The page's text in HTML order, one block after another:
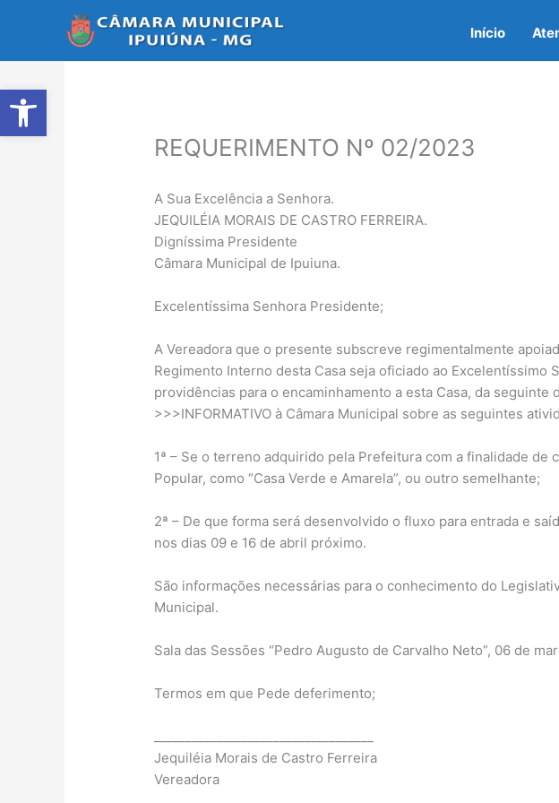
Abrir a barra de ferramentas
Início
REQUERIMENTO Nº 02/2023
A Sua Excelência a Senhora.
JEQUILÉIA MORAIS DE CASTRO FERREIRA.
Digníssima Presidente
Câmara Municipal de Ipuiuna.
Excelentíssima Senhora Presidente;
A Vereadora que o presente subscreve regimentalmente
Regimento Interno desta Casa seja oficiado ao Excelentíssimo
providências para o encaminhamento a esta Casa, da seguinte
>>>INFORMATIVO à Câmara Municipal sobre as seguintes
1ª – Se o terreno adquirido pela Prefeitura com a finalidade
Popular, como “Casa Verde e Amarela”, ou outro semelhante;
2ª – De que forma será desenvolvido o fluxo para entrada e
nos dias 09 e 16 de abril próximo.
São informações necessárias para o conhecimento do
Municipal.
Sala das Sessões “Pedro Augusto de Carvalho Neto”, 06 de
Termos em que Pede deferimento;
Jequiléia Morais de Castro Ferreira
Vereadora